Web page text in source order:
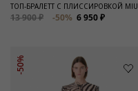
ТОП-БРАЛЕТТ С ПЛИССИРОВКОЙ MIU
13 900 ₽ -50% 6 950 ₽
-50%